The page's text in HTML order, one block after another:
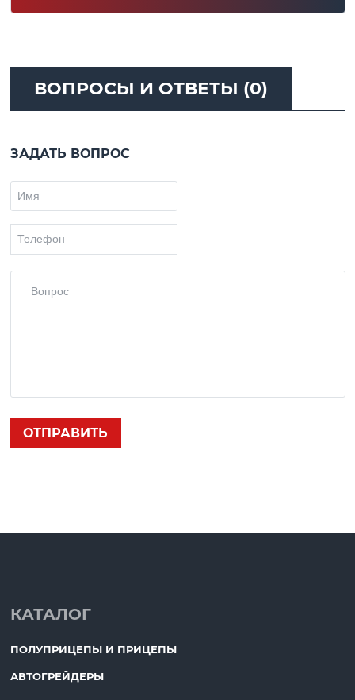
ВОПРОСЫ И ОТВЕТЫ (0)
ЗАДАТЬ ВОПРОС
КАТАЛОГ
ПОЛУПРИЦЕПЫ И ПРИЦЕПЫ
АВТОГРЕЙДЕРЫ